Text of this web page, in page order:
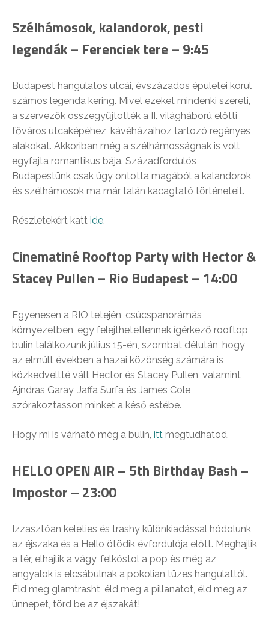
Szélhámosok, kalandorok, pesti
legendák – Ferenciek tere – 9:45
Budapest hangulatos utcái, évszázados épületei körül
számos legenda kering. Mivel ezeket mindenki szereti,
a szervezők összegyűjtötték a II. világháború előtti
főváros utcaképéhez, kávéházaihoz tartozó regényes
alakokat. Akkoriban még a szélhámosságnak is volt
egyfajta romantikus bája. Századfordulós
Budapestünk csak úgy ontotta magából a kalandorok
és szélhámosok ma már talán kacagtató történeteit.
Részletekért katt ide.
Cinematiné Rooftop Party with Hector &
Stacey Pullen – Rio Budapest – 14:00
Egyenesen a RIO tetején, csúcspanorámás
környezetben, egy felejthetetlennek ígérkező rooftop
bulin találkozunk július 15-én, szombat délután, hogy
az elmúlt években a hazai közönség számára is
közkedveltté vált Hector és Stacey Pullen, valamint
Ajndras Garay, Jaffa Surfa és James Cole
szórakoztasson minket a késő estébe.
Hogy mi is várható még a bulin, itt megtudhatod.
HELLO OPEN AIR – 5th Birthday Bash –
Impostor – 23:00
Izzasztóan keleties és trashy különkiadással hódolunk
az éjszaka és a Hello ötödik évfordulója előtt. Meghajlik
a tér, elhajlik a vágy, felkóstol a pop ès még az
angyalok is elcsábulnak a pokolian tüzes hangulattól.
Éld meg glamtrasht, éld meg a pillanatot, éld meg az
ünnepet, törd be az éjszakát!